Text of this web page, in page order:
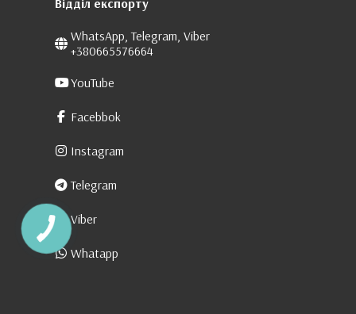
WhatsApp, Telegram, Viber
+380665576664
YouTube
Facebbok
Instagram
Telegram
Viber
Whatapp